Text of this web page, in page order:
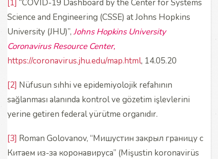
[1] “COVID-19 Dashboard by the Center for Systems
Science and Engineering (CSSE) at Johns Hopkins
University (JHU)”, Johns Hopkins University
Coronavirus Resource Center,
https://coronavirus.jhu.edu/map.html, 14.05.20
[2] Nüfusun sıhhi ve epidemiyolojik refahının
sağlanması alanında kontrol ve gözetim işlevlerini
yerine getiren federal yürütme organıdır.
[3] Roman Golovanov, “Мишустин закрыл границу с
Китаем из-за коронавируса” (Mişustin koronavirüs